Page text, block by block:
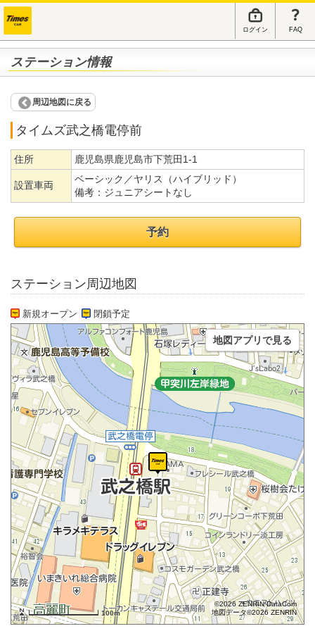
ログイン FAQ
ステーション情報
周辺地図に戻る
タイムズ武之橋電停前
住所 鹿児島県鹿児島市下荒田1-1
設置車両
ベーシック／ヤリス（ハイブリッド）
備考： ジュニアシートなし
予約
ステーション周辺地図
新規オープン 閉鎖予定
100m
©2026 ZENRIN DataCom
地図データ©2026 ZENRIN
地図アプリで見る